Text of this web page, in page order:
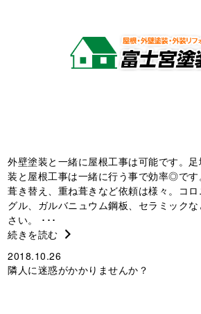
外壁塗装と一緒に屋根工事は可能です。
装と屋根工事は一緒に行う事で効率◎で
葺き替え、重ね葺きなど依頼は様々。コ
グル、ガルバニュウム鋼板、セラミック
さい。 ･･･
続きを読む
2018.10.26
隣人に迷惑がかかりませんか？